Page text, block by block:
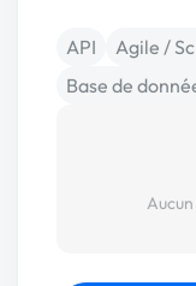
API Agile /
Base de